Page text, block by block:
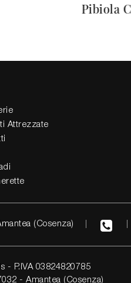
Pibiola
Attrezzate
(Cosenza)
- P.IVA 03824820785
- Amantea (Cosenza)